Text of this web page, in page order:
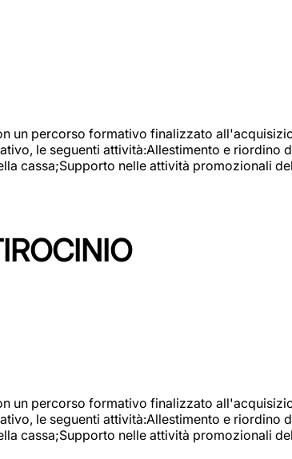
un percorso formativo finalizzato
le seguenti attività:Allestimento e
cassa;Supporto nelle attività promozionali
un percorso formativo finalizzato
le seguenti attività:Allestimento e
cassa;Supporto nelle attività promozionali